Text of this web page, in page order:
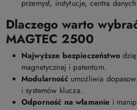
przemysł, instytucje, centra danych
Dlaczego warto
MAGTEC 2500
Najwyższe bezpieczeństwo
magnetycznej i patentom.
Modularność umożliwia
i systemów klucza.
Odporność na włamanie i